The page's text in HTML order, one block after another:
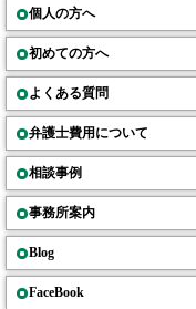
個人の方へ
初めての方へ
よくある質問
弁護士費用について
相談事例
事務所案内
Blog
FaceBook